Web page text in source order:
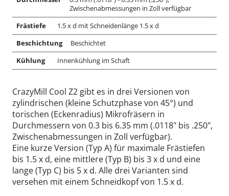
Zwischenabmessungen in Zoll verfügbar
Frästiefe
1.5 x d mit Schneidenlänge 1.5 x d
Beschichtung
Beschichtet
Kühlung
Innenkühlung im Schaft
CrazyMill Cool Z2 gibt es in drei Versionen von
zylindrischen (kleine Schutzphase von 45°) und
torischen (Eckenradius) Mikrofräsern in
Durchmessern von 0.3 bis 6.35 mm (.0118" bis .250",
Zwischenabmessungen in Zoll verfügbar).
Eine kurze Version (Typ A) für maximale Frästiefen
bis 1.5 x d, eine mittlere (Typ B) bis 3 x d und eine
lange (Typ C) bis 5 x d. Alle drei Varianten sind
versehen mit einem Schneidkopf von 1.5 x d.